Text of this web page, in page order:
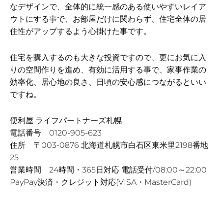
なデザインで、全体的に統一感のある使いやすいレイア
ウトにする事で、お部屋だけに関わらず、住宅全体の居
住性がアップするよう心掛けた事です。
住宅を購入するのも大きな投資ですので、更にお気に入
りの空間作りを進め、有効に活用する事で、家事作業の
効率化、居心地の良さ、日頃の安心感につながるといい
ですね。
便利屋 ライフパートナーズ札幌
電話番号 0120-905-623
住所 〒003-0876 北海道札幌市白石区東米里2198番地
25
営業時間 24時間・365日対応 電話受付/08:00～22:00
PayPay決済・クレジット対応(VISA・MasterCard)